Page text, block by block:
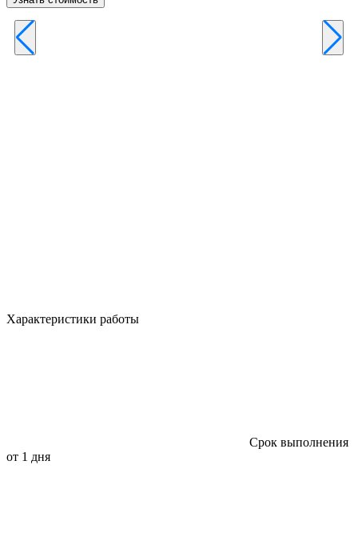
Характеристики работы
Срок выполнения
от 1 дня